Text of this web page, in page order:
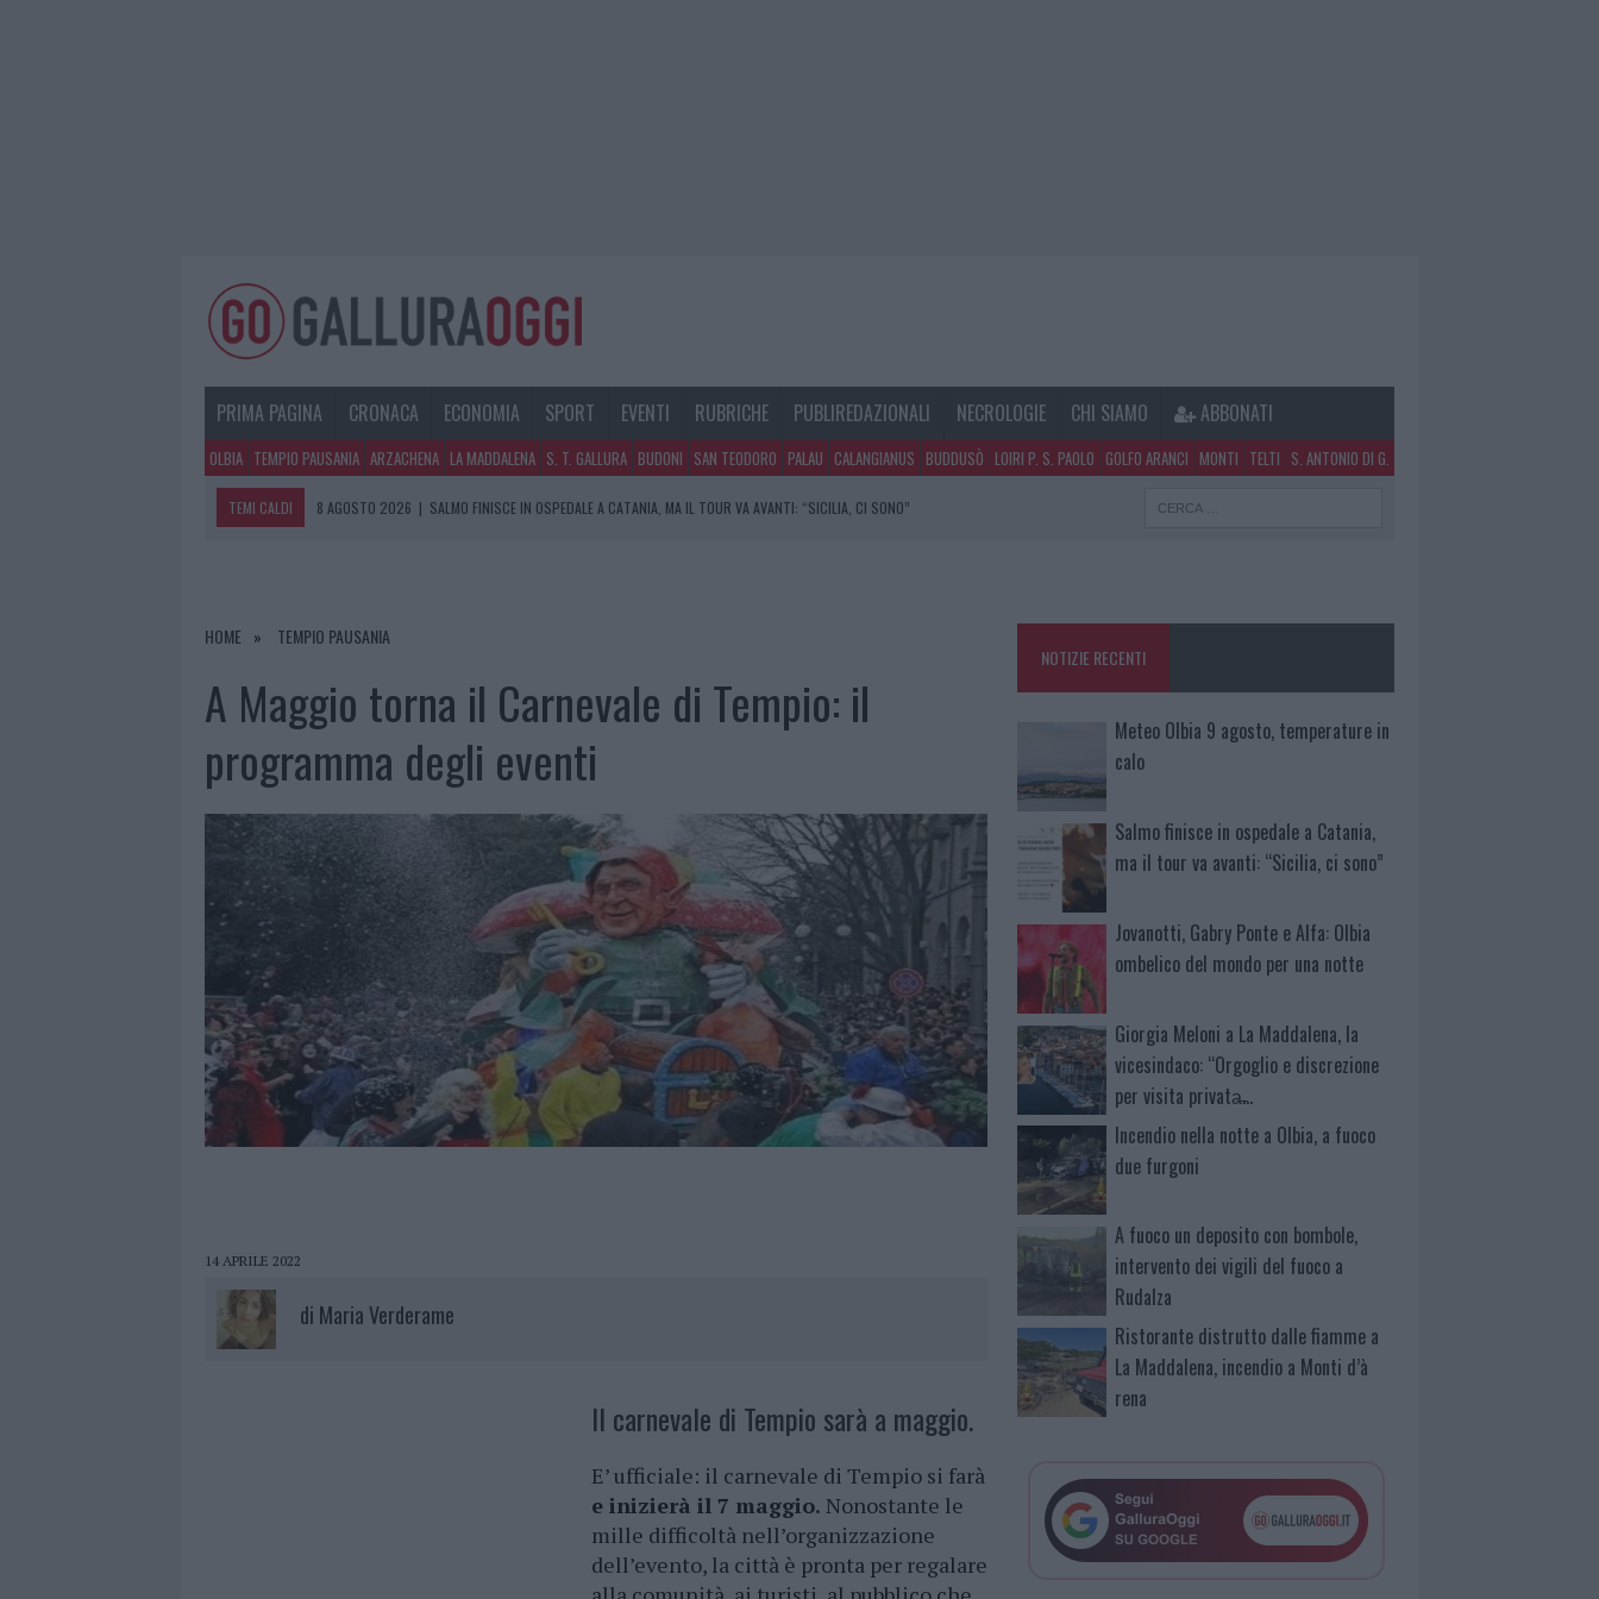
PRIMA PAGINA CRONACA ECONOMIA SPORT EVENTI RUBRICHE PUBLIREDAZIONALI NECROLOGIE CHI SIAMO ABBONATI
OLBIA TEMPIO PAUSANIA ARZACHENA LA MADDALENA S. T. GALLURA BUDONI SAN TEODORO PALAU CALANGIANUS BUDDUSÒ LOIRI P. S. PAOLO GOLFO ARANCI MONTI TELTI S. ANTONIO DI G.
TEMI CALDI 8 AGOSTO 2026 | SALMO FINISCE IN OSPEDALE A CATANIA, MA IL TOUR VA AVANTI: “SICILIA, CI SONO”
8 AGOSTO 2026 | INCENDIO NELLA NOTTE A OLBIA, A FUOCO DUE FURGONI
HOME TEMPIO PAUSANIA
A Maggio torna il Carnevale di Tempio: il
programma degli eventi
14 APRILE 2022
di Maria Verderame
Il carnevale di Tempio sarà a maggio.
E’ ufficiale: il carnevale di Tempio si farà
e inizierà il 7 maggio. Nonostante le
mille difficoltà nell’organizzazione
dell’evento, la città è pronta per regalare
NOTIZIE RECENTI
Meteo Olbia 9 agosto, temperature in
calo
Salmo finisce in ospedale a Catania,
ma il tour va avanti: “Sicilia, ci sono”
Jovanotti, Gabry Ponte e Alfa: Olbia
ombelico del mondo per una notte
Giorgia Meloni a La Maddalena, la
vicesindaco: “Orgoglio e discrezione
per visita privata̶…
Incendio nella notte a Olbia, a fuoco
due furgoni
A fuoco un deposito con bombole,
intervento dei vigili del fuoco a
Rudalza
Ristorante distrutto dalle fiamme a
La Maddalena, incendio a Monti d’à
rena